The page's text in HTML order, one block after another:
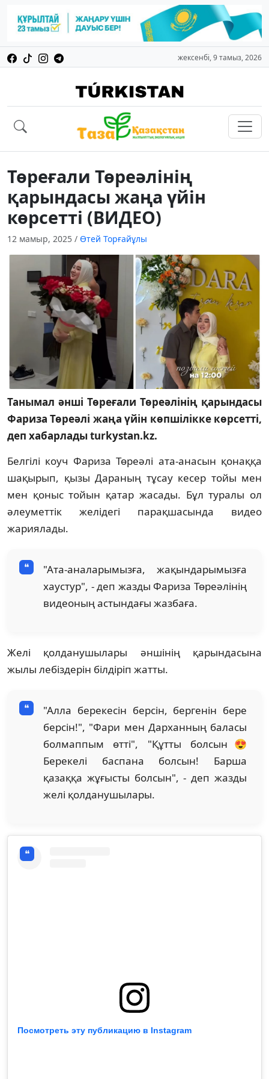
жексенбі, 9 тамыз, 2026
Төреғали Төреәлінің
қарындасы жаңа үйін
көрсетті (ВИДЕО)
12 мамыр, 2025 / Өтей Торғайұлы
Танымал әнші Төреғали Төреәлінің қарындасы
Фариза Төреәлі жаңа үйін көпшілікке көрсетті,
деп хабарлады turkystan.kz.
Белгілі коуч Фариза Төреәлі ата-анасын қонаққа
шақырып, қызы Дараның тұсау кесер тойы мен
мен қоныс тойын қатар жасады. Бұл туралы ол
әлеуметтік желідегі парақшасында видео
жариялады.
"Ата-аналарымызға, жақындарымызға
хаустур", - деп жазды Фариза Төреәлінің
видеоның астындағы жазбаға.
Желі қолданушылары әншінің қарындасына
жылы лебіздерін білдіріп жатты.
"Алла берекесін берсін, бергенін бере
берсін!", "Фари мен Дарханның баласы
болмаппым өтті", "Құтты болсын😍
Берекелі баспана болсын! Барша
қазаққа жұғысты болсын", - деп жазды
желі қолданушылары.
Посмотреть эту публикацию в Instagram